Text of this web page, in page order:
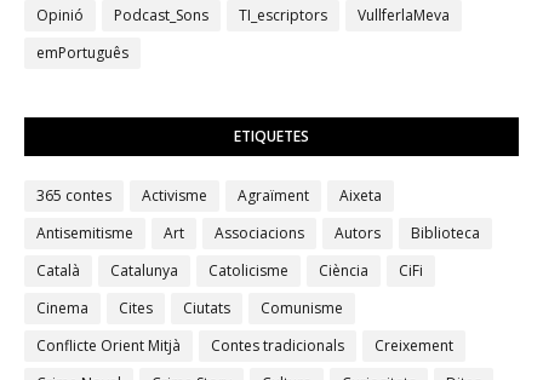
Opinió Podcast_Sons TI_escriptors
VullferlaMeva
emPortuguês
ETIQUETES
365 contes Activisme Agraïment
Aixeta
Antisemitisme
Art Associacions Autors
Biblioteca
Català
Catalunya Catolicisme Ciència
CiFi
Cinema
Cites Ciutats
Comunisme
Conflicte Orient Mitjà
Contes tradicionals
Creixement